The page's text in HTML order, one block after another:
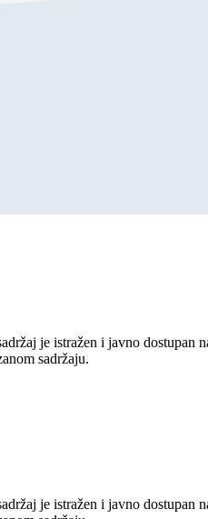
je istražen i javno dostupan
sadržaju.
je istražen i javno dostupan